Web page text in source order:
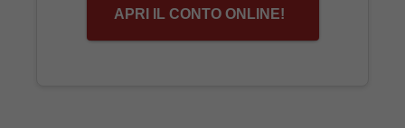
APRI IL CONTO ONLINE!